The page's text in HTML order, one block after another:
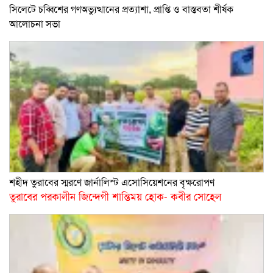
সিলেটে চব্বিশের গণঅভ্যুত্থানের প্রত্যাশা, প্রাপ্তি ও বাস্তবতা শীর্ষক
আলোচনা সভা
শহীদ তুরাবের স্মরণে জার্নালিস্ট এসোসিয়েশনের বৃক্ষরোপণ
তুরাবের পরকালীন জিন্দেগী শান্তিময় হোক- কবীর সোহেল